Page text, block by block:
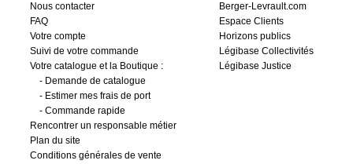
Nous contacter
FAQ
Votre compte
Suivi de votre commande
Votre catalogue et la Boutique :
- Demande de catalogue
- Estimer mes frais de port
- Commande rapide
Rencontrer un responsable métier
Plan du site
Conditions générales de vente
Berger-Levrault.com
Espace Clients
Horizons publics
Légibase Collectivités
Légibase Justice